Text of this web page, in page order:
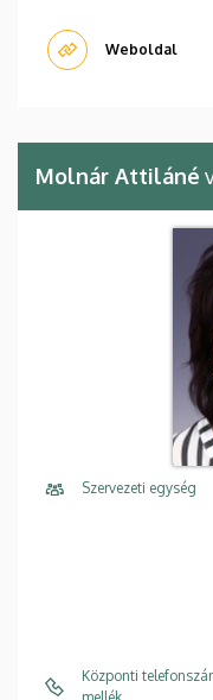
Weboldal
Molnár Attiláné
Szervezeti egység
Központi